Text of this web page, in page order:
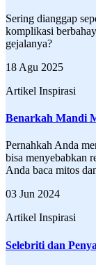
Sering dianggap
komplikasi
gejalanya?
18 Agu 2025
Artikel Inspirasi
Benarkah Mandi
Pernahkah Anda
bisa menyebabkan
Anda baca mitos
03 Jun 2024
Artikel Inspirasi
Selebriti dan